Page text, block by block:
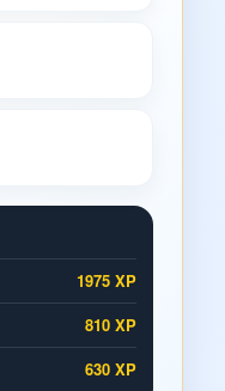
1975 XP
810 XP
630 XP